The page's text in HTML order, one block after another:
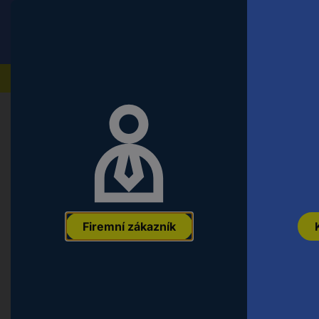
Firemní zákazník
Chyba 404 - Stránka